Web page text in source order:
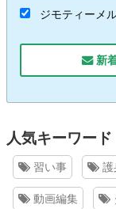
ジモティーメ
新
人気キーワード
習い事 護
動画編集